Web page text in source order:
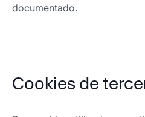
documentado.
Cookies de